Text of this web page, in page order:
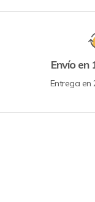
Envío en
Entrega en